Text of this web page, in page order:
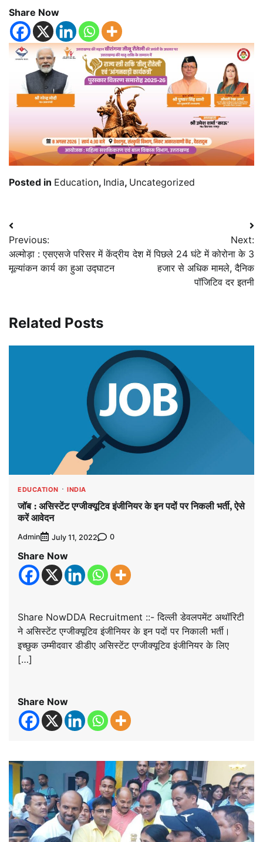
Share Now
Posted in Education, India, Uncategorized
Post
navigation
Previous:
अल्मोड़ा : एसएसजे परिसर में केंद्रीय
मूल्यांकन कार्य का हुआ उद्घाटन
Next:
देश में पिछले 24 घंटे में कोरोना के 3
हजार से अधिक मामले, दैनिक
पॉजिटिव दर इतनी
Related Posts
EDUCATION INDIA
जॉब : असिस्टेंट एग्जीक्यूटिव इंजीनियर के इन पदों पर निकली भर्ती, ऐसे
करें आवेदन
Admin July 11, 2022 0
Share Now
Share NowDDA Recruitment ::- दिल्ली डेवलपमेंट अथॉरिटी
ने असिस्टेंट एग्जीक्यूटिव इंजीनियर के इन पदों पर निकाली भर्ती।
इच्छुक उम्मीदवार डीडीए असिस्टेंट एग्जीक्यूटिव इंजीनियर के लिए
[…]
Share Now